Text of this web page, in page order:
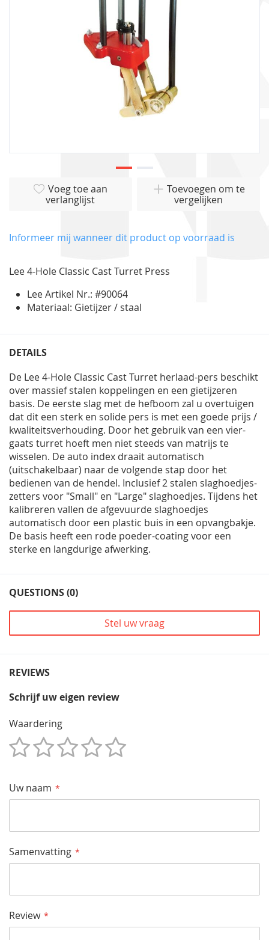
van
gallerij
Voeg toe aan
verlanglijst
Toevoegen om te
vergelijken
Informeer mij wanneer dit product op voorraad is
Lee 4-Hole Classic Cast Turret Press
Lee Artikel Nr.: #90064
Materiaal: Gietijzer / staal
DETAILS
De Lee 4-Hole Classic Cast Turret herlaad-pers beschikt
over massief stalen koppelingen en een gietijzeren
basis. De eerste slag met de hefboom zal u overtuigen
dat dit een sterk en solide pers is met een goede prijs /
kwaliteitsverhouding. Door het gebruik van een vier-
gaats turret hoeft men niet steeds van matrijs te
wisselen. De auto index draait automatisch
(uitschakelbaar) naar de volgende stap door het
bedienen van de hendel. Inclusief 2 stalen slaghoedjes-
zetters voor "Small" en "Large" slaghoedjes. Tijdens het
kalibreren vallen de afgevuurde slaghoedjes
automatisch door een plastic buis in een opvangbakje.
De basis heeft een rode poeder-coating voor een
sterke en langdurige afwerking.
QUESTIONS (0)
Stel uw vraag
REVIEWS
Schrijf uw eigen review
Waardering
Uw naam
Samenvatting
Review